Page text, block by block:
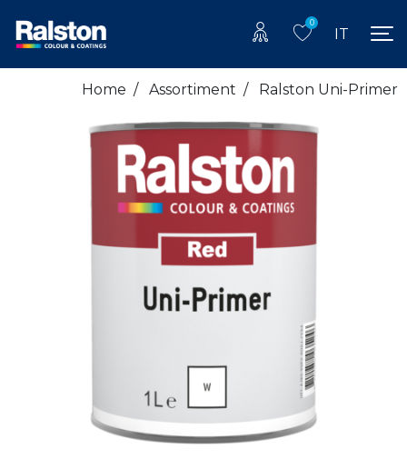
0
IT
Home / Assortiment / Ralston Uni-Primer